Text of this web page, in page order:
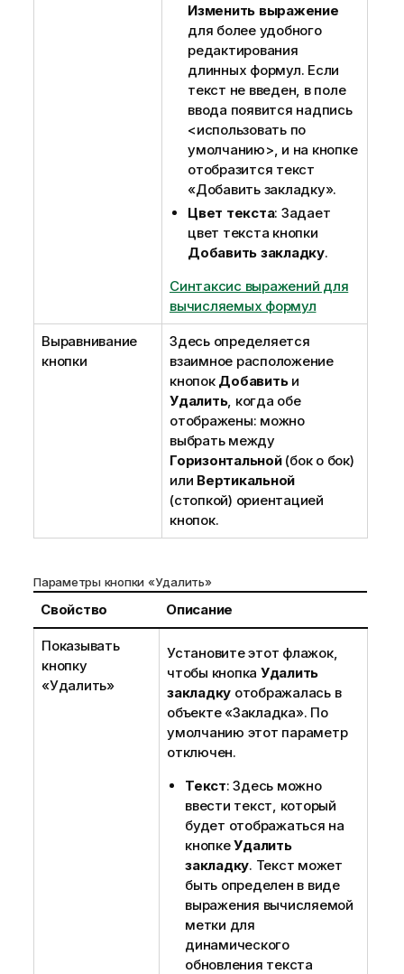
Изменить выражение
для более удобного
редактирования
длинных формул. Если
текст не введен, в поле
ввода появится надпись
<использовать по
умолчанию>, и на кнопке
отобразится текст
«Добавить закладку».
Цвет текста: Задает
цвет текста кнопки
Добавить закладку.
Синтаксис выражений для
вычисляемых формул
Выравнивание
кнопки
Здесь определяется
взаимное расположение
кнопок Добавитьи
Удалить, когда обе
отображены: можно
выбрать между
Горизонтальной(бок о бок)
или Вертикальной
(стопкой) ориентацией
кнопок.
Параметры кнопки «Удалить»
Свойство Описание
Показывать
кнопку
«Удалить»
Установите этот флажок,
чтобы кнопка Удалить
закладку отображалась в
объекте «Закладка». По
умолчанию этот параметр
отключен.
Текст: Здесь можно
ввести текст, который
будет отображаться на
кнопкеУдалить
закладку. Текст может
быть определен в виде
выражения вычисляемой
метки для
динамического
обновления текста